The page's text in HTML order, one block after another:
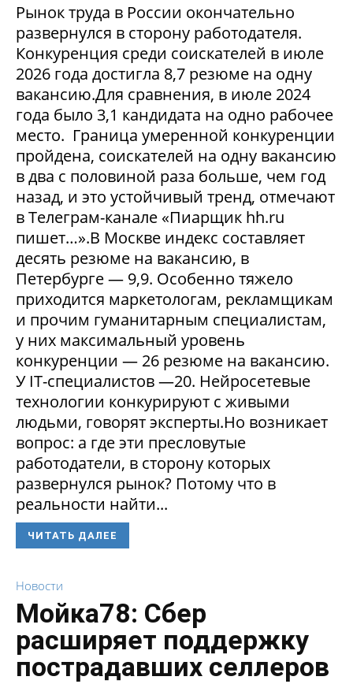
Рынок труда в России окончательно
развернулся в сторону работодателя.
Конкуренция среди соискателей в июле
2026 года достигла 8,7 резюме на одну
вакансию.Для сравнения, в июле 2024
года было 3,1 кандидата на одно рабочее
место. Граница умеренной конкуренции
пройдена, соискателей на одну вакансию
в два с половиной раза больше, чем год
назад, и это устойчивый тренд, отмечают
в Телеграм-канале «Пиарщик hh.ru
пишет…».В Москве индекс составляет
десять резюме на вакансию, в
Петербурге — 9,9. Особенно тяжело
приходится маркетологам, рекламщикам
и прочим гуманитарным специалистам,
у них максимальный уровень
конкуренции — 26 резюме на вакансию.
У IT-специалистов —20. Нейросетевые
технологии конкурируют с живыми
людьми, говорят эксперты.Но возникает
вопрос: а где эти пресловутые
работодатели, в сторону которых
развернулся рынок? Потому что в
реальности найти...
ЧИТАТЬ ДАЛЕЕ
Новости
Мойка78: Сбер
расширяет поддержку
пострадавших селлеров